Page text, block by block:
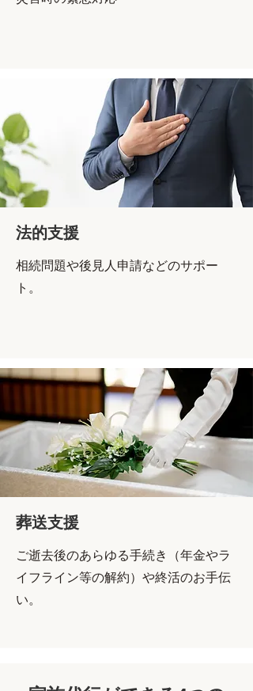
法的支援
相続問題や後見人申請などのサポー
ト。
葬送支援
ご逝去後のあらゆる手続き（年金やラ
イフライン等の解約）や終活のお手伝
い。